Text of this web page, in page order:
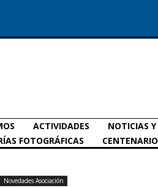
ACTIVIDADES NOTICIAS
FOTOGRÁFICAS
Novedades Asociación